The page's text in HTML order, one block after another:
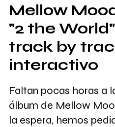
SHOP
RADIO
Mellow
"2 the
track by
interactivo
Faltan pocas horas a
álbum de Mellow
la espera, hemos